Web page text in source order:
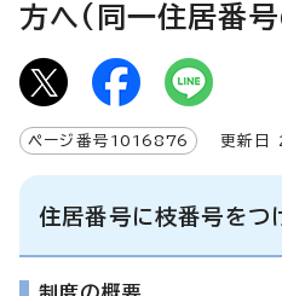
方へ(同一住居番
ページ番号 1016876 更新日
住居番号に枝番号をつ
制度の概要